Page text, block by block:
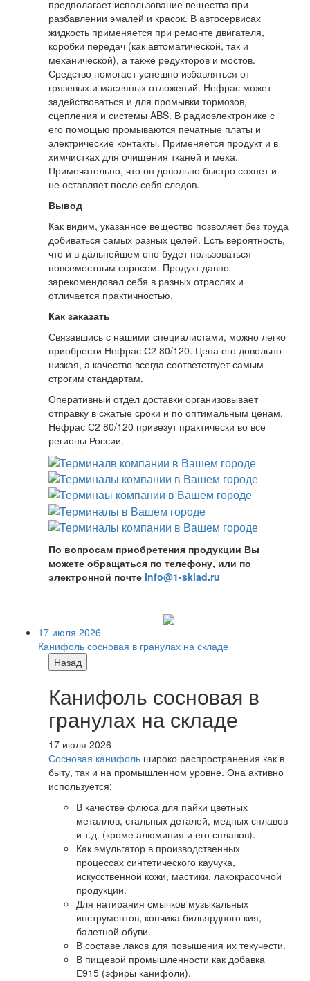
предполагает использование вещества при
разбавлении эмалей и красок. В автосервисах
жидкость применяется при ремонте двигателя,
коробки передач (как автоматической, так и
механической), а также редукторов и мостов.
Средство помогает успешно избавляться от
грязевых и масляных отложений. Нефрас может
задействоваться и для промывки тормозов,
сцепления и системы ABS. В радиоэлектронике с
его помощью промываются печатные платы и
электрические контакты. Применяется продукт и в
химчистках для очищения тканей и меха.
Примечательно, что он довольно быстро сохнет и
не оставляет после себя следов.
Вывод
Как видим, указанное вещество позволяет без труда
добиваться самых разных целей. Есть вероятность,
что и в дальнейшем оно будет пользоваться
повсеместным спросом. Продукт давно
зарекомендовал себя в разных отраслях и
отличается практичностью.
Как заказать
Связавшись с нашими специалистами, можно легко
приобрести Нефрас С2 80/120. Цена его довольно
низкая, а качество всегда соответствует самым
строгим стандартам.
Оперативный отдел доставки организовывает
отправку в сжатые сроки и по оптимальным ценам.
Нефрас С2 80/120 привезут практически во все
регионы России.
По вопросам приобретения продукции Вы
можете обращаться по телефону, или по
электронной почте info@1-sklad.ru
17 июля 2026
Канифоль сосновая в гранулах на складе
Назад
Канифоль сосновая в
гранулах на складе
17 июля 2026
Сосновая канифоль широко распространения как в
быту, так и на промышленном уровне. Она активно
используется:
В качестве флюса для пайки цветных
металлов, стальных деталей, медных сплавов
и т.д. (кроме алюминия и его сплавов).
Как эмульгатор в производственных
процессах синтетического каучука,
искусственной кожи, мастики, лакокрасочной
продукции.
Для натирания смычков музыкальных
инструментов, кончика бильярдного кия,
балетной обуви.
В составе лаков для повышения их текучести.
В пищевой промышленности как добавка
Е915 (эфиры канифоли).